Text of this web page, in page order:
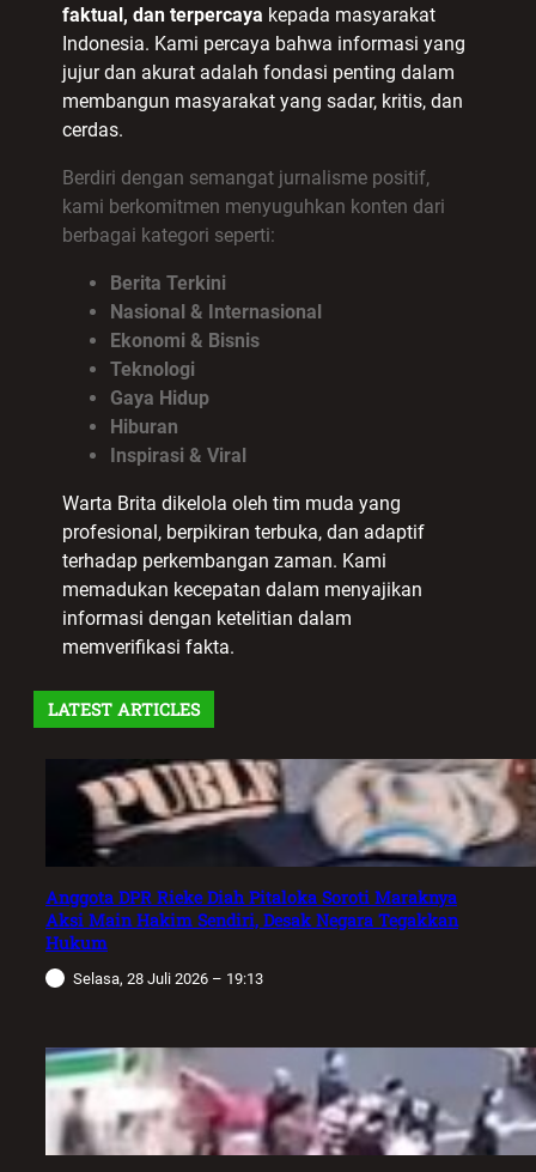
faktual, dan terpercaya kepada masyarakat
Indonesia. Kami percaya bahwa informasi yang
jujur dan akurat adalah fondasi penting dalam
membangun masyarakat yang sadar, kritis, dan
cerdas.
Berdiri dengan semangat jurnalisme positif,
kami berkomitmen menyuguhkan konten dari
berbagai kategori seperti:
Berita Terkini
Nasional & Internasional
Ekonomi & Bisnis
Teknologi
Gaya Hidup
Hiburan
Inspirasi & Viral
Warta Brita dikelola oleh tim muda yang
profesional, berpikiran terbuka, dan adaptif
terhadap perkembangan zaman. Kami
memadukan kecepatan dalam menyajikan
informasi dengan ketelitian dalam
memverifikasi fakta.
LATEST ARTICLES
Anggota DPR Rieke Diah Pitaloka Soroti Maraknya
Aksi Main Hakim Sendiri, Desak Negara Tegakkan
Hukum
Selasa, 28 Juli 2026 – 19:13